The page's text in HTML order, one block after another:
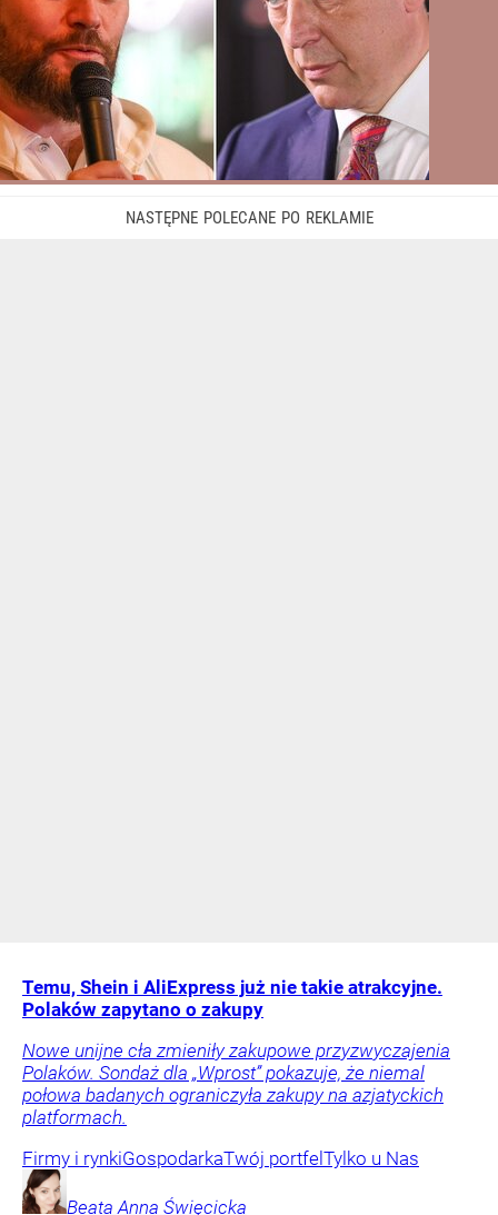
Temu, Shein i AliExpress już nie takie atrakcyjne.
Polaków zapytano o zakupy
Nowe unijne cła zmieniły zakupowe przyzwyczajenia
Polaków. Sondaż dla „Wprost” pokazuje, że niemal
połowa badanych ograniczyła zakupy na azjatyckich
platformach.
Firmy i rynkiGospodarkaTwój portfel Tylko u Nas
Beata Anna Święcicka